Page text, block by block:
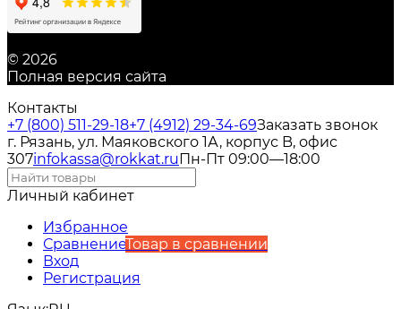
© 2026
Полная версия сайта
Контакты
+7 (800) 511-29-18+7 (4912) 29-34-69Заказать звонок
г. Рязань, ул. Маяковского 1А, корпус B, офис
307infokassa@rokkat.ruПн-Пт 09:00—18:00
Личный кабинет
Избранное
СравнениеТовар в сравнении
Вход
Регистрация